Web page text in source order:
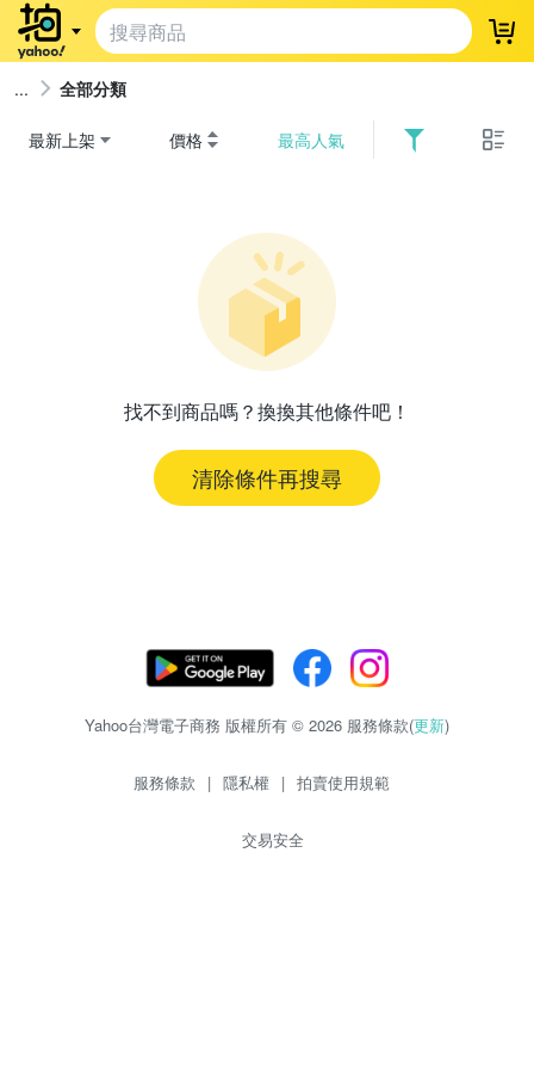
登
全部分類
最新上架 價格 最高人氣
找不到商品嗎？換換其他條件吧！
清除條件再搜尋
Yahoo台灣電子商務 版權所有 © 2026 服務條款(更新)
服務條款 | 隱私權 | 拍賣使用規範
交易安全